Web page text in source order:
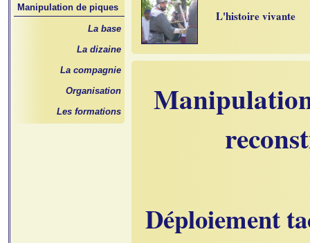
Manipulation de piques
La base
La dizaine
La compagnie
Organisation
Les formations
L'histoire vivante
Déploiement